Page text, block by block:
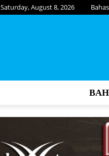
Saturday, August 8, 2026